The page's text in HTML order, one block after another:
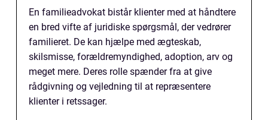
En familieadvokat bistår klienter med at håndtere
en bred vifte af juridiske spørgsmål, der vedrører
familieret. De kan hjælpe med ægteskab,
skilsmisse, forældremyndighed, adoption, arv og
meget mere. Deres rolle spænder fra at give
rådgivning og vejledning til at repræsentere
klienter i retssager.